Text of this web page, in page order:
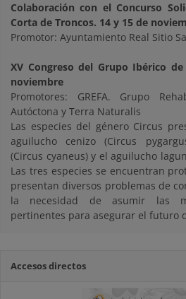
Colaboración con el Concurso
Corta de Troncos. 14 y 15 de
Promotor: Ayuntamiento Real Sitio
XV Congreso del Grupo Ibérico
noviembre
Promotores: GREFA. Grupo
Autóctona y Terra Naturalis
Las especies del género Circus
aguilucho cenizo (Circus
(Circus cyaneus) y el aguilucho
Las tres especies se encuentran
presentan diversos problemas de
la necesidad de asumir las
pertinentes para asegurar el futuro
Accesos directos